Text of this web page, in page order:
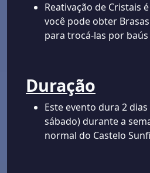
Reativação de Cristais
você pode obter
para trocá-las por
Duração
Este evento dura 2
sábado) durante a
normal do Castelo